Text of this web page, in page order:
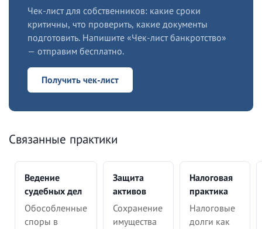
Чек-лист для собственников: какие сроки
критичны, что проверить, какие документы
подготовить. Напишите «Чек-лист банкротство»
— отправим бесплатно.
Получить чек-лист
Связанные практики
Ведение
судебных дел
Обособленные
споры в
Защита
активов
Сохранение
имущества
Налоговая
практика
Налоговые
долги как